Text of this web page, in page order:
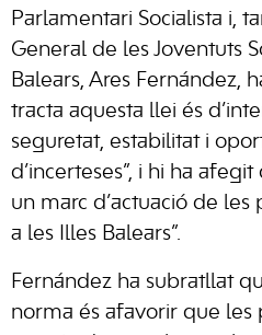
Parlamentari Socialista i,
General de les Joventuts
Balears, Ares Fernández,
tracta aquesta llei és
seguretat, estabilitat i
d’incerteses”, i hi ha
un marc d’actuació de
a les Illes Balears”.
Fernández ha subratllat
norma és afavorir que les